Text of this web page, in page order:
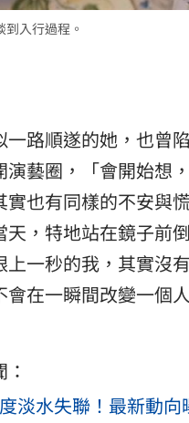
到入行過程。
一路順遂的她，也曾
演藝圈，「會開始想
實也有同樣的不安與
天，特地站在鏡子前
上一秒的我，其實沒
會在一瞬間改變一個
淡水失聯！最新動